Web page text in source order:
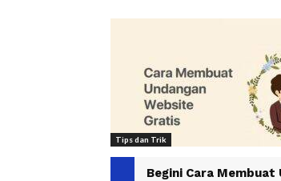
Tips dan Trik
Begini Cara Membuat